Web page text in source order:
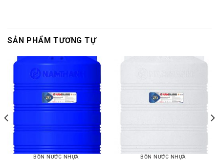
SẢN PHẨM TƯƠNG TỰ
BỒN NƯỚC NHỰA BỒN NƯỚC NHỰA